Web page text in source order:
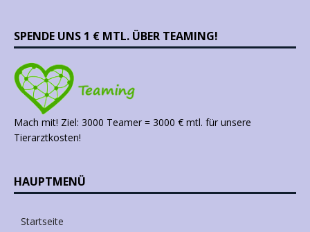
SPENDE UNS 1 € MTL. ÜBER TEAMING!
Mach mit! Ziel: 3000 Teamer = 3000 € mtl. für unsere
Tierarztkosten!
HAUPTMENÜ
Startseite